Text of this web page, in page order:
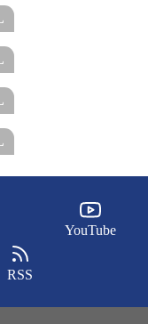
YouTube
RSS